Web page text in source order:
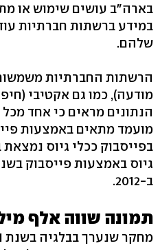
בארה"ב עושים שימוש או
במידע ברשתות חברתיות
שלהם.
הרשתות החברתיות
מודעה), כמו גם אקטיבי
הנתונים מראים כי אחד
מועמד מתאים באמצעות
ב-2012.
תמונה שווה אלף